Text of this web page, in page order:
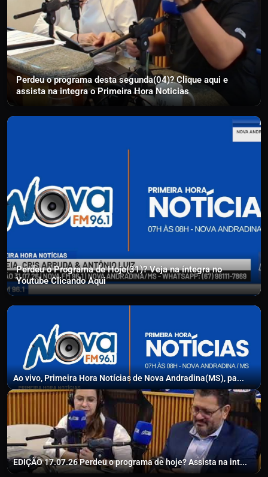
Perdeu o programa desta segunda(04)? Clique aqui e
assista na integra o Primeira Hora Noticias
Perdeu o Programa de Hoje(31)? Veja na íntegra no
Youtube Clicando Aqui
Ao vivo, Primeira Hora Notícias de Nova Andradina(MS), pa...
EDIÇÃO 17.07.26 Perdeu o programa de hoje? Assista na int...